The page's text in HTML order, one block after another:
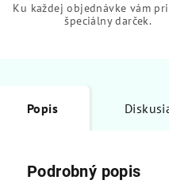
Ku každej objednávke vám
špeciálny darček.
Popis
Podrobný popis